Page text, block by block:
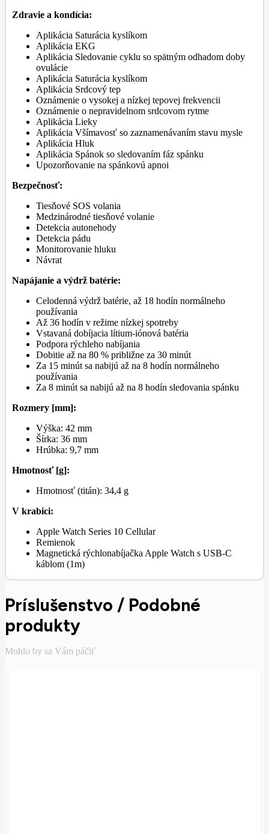
Zdravie a kondícia:
Aplikácia Saturácia kyslíkom
Aplikácia EKG
Aplikácia Sledovanie cyklu so spätným odhadom doby
ovulácie
Aplikácia Saturácia kyslíkom
Aplikácia Srdcový tep
Oznámenie o vysokej a nízkej tepovej frekvencii
Oznámenie o nepravidelnom srdcovom rytme
Aplikácia Lieky
Aplikácia Všímavosť so zaznamenávaním stavu mysle
Aplikácia Hluk
Aplikácia Spánok so sledovaním fáz spánku
Upozorňovanie na spánkovú apnoi
Bezpečnosť:
Tiesňové SOS volania
Medzinárodné tiesňové volanie
Detekcia autonehody
Detekcia pádu
Monitorovanie hluku
Návrat
Napájanie a výdrž batérie:
Celodenná výdrž batérie, až 18 hodín normálneho
používania
Až 36 hodín v režime nízkej spotreby
Vstavaná dobíjacia lítium-iónová batéria
Podpora rýchleho nabíjania
Dobitie až na 80 % približne za 30 minút
Za 15 minút sa nabijú až na 8 hodín normálneho
používania
Za 8 minút sa nabijú až na 8 hodín sledovania spánku
Rozmery [mm]:
Výška: 42 mm
Šírka: 36 mm
Hrúbka: 9,7 mm
Hmotnosť [g]:
Hmotnosť (titán): 34,4 g
V krabici:
Apple Watch Series 10 Cellular
Remienok
Magnetická rýchlonabíjačka Apple Watch s USB-C
káblom (1m)
Príslušenstvo / Podobné
produkty
Mohlo by sa Vám páčiť